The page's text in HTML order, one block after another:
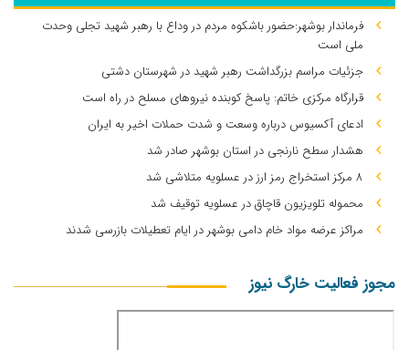
فرماندار بوشهر:حضور باشکوه مردم در وداع با رهبر شهید تجلی وحدت
ملی است
جزئیات مراسم بزرگداشت رهبر شهید در شهرستان دشتی
قرارگاه مرکزی خاتم: پاسخ کوبنده نیروهای مسلح در راه است
ادعای آکسیوس درباره وسعت و شدت حملات اخیر به ایران
هشدار سطح نارنجی در استان بوشهر صادر شد
۸ مرکز استخراج رمز ارز در عسلویه متلاشی شد
محموله تلویزیون قاچاق در عسلویه توقیف شد
مراکز عرضه مواد خام دامی بوشهر در ایام تعطیلات بازرسی شدند
مجوز فعالیت خارگ نیوز